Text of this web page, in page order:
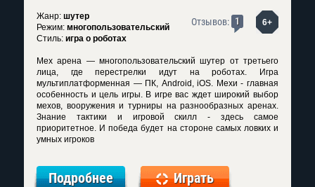
6+
Отзывов: 1
Жанр: шутер
Режим: многопользовательский
Стиль: игра о роботах
Мех арена — многопользовательский шутер от третьего
лица, где перестрелки идут на роботах. Игра
мультиплатформенная — ПК, Android, iOS. Мехи - главная
особенность и цель игры. В игре вас ждет широкий выбор
мехов, вооружения и турниры на разнообразных аренах.
Знание тактики и игровой скилл - здесь самое
приоритетное. И победа будет на стороне самых ловких и
умных игроков
Подробнее Играть